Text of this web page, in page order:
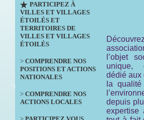
PARTICIPEZ À
VILLES ET VILLAGES
ÉTOILÉS ET
TERRITOIRES DE
VILLES ET VILLAGES
ÉTOILÉS
> COMPRENDRE NOS
POSITIONS ET ACTIONS
NATIONALES
> COMPRENDRE NOS
ACTIONS LOCALES
l’objet
unique,
dédié aux
la
depuis
expertise